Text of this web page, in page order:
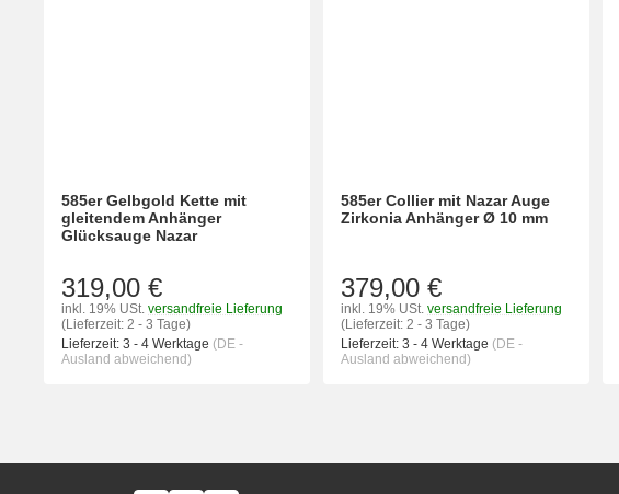
585er Gelbgold Kette mit
gleitendem Anhänger
Glücksauge Nazar
319,00 €
inkl. 19% USt. versandfreie Lieferung
(Lieferzeit: 2 - 3 Tage)
Lieferzeit: 3 - 4 Werktage (DE -
Ausland abweichend)
585er Collier mit Nazar Auge
Zirkonia Anhänger Ø 10 mm
379,00 €
inkl. 19% USt. versandfreie Lieferung
(Lieferzeit: 2 - 3 Tage)
Lieferzeit: 3 - 4 Werktage (DE -
Ausland abweichend)